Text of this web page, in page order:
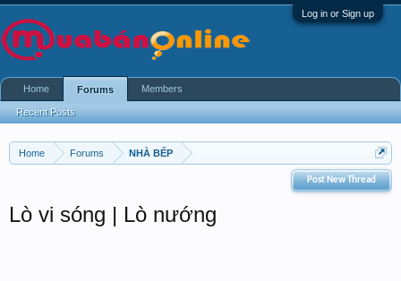
Log in or Sign up
Post New Thread
Home Forums NHÀ BẾP
Lò vi sóng | Lò nướng
Home Forums
Recent Posts
Members